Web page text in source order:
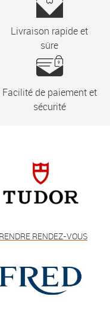
Livraison rapide et
sûre
Facilité de paiement et
sécurité
RENDEZ-VOUS